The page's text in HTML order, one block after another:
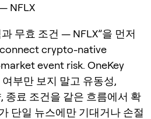
NFLX
무효 조건 — NFLX”을 먼저
crypto-native
event risk. OneKey
부만 보지 말고 유동성,
종료 조건을 같은 흐름에서 확
단일 뉴스에만 기대거나 손절